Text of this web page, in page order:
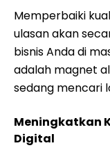
Memperbaiki
ulasan akan
bisnis Anda di
adalah magnet
sedang mencari
Meningkatkan
Digital